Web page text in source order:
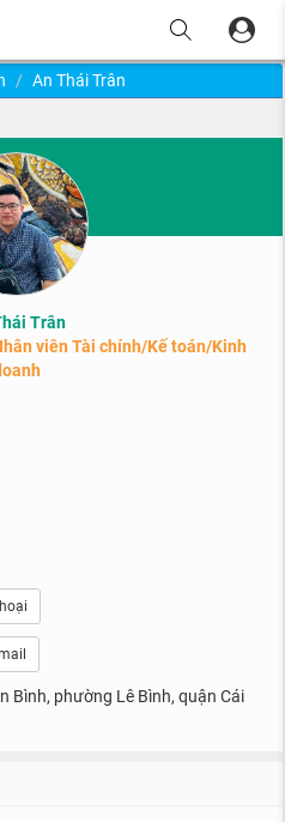
An Thái Trân
Trân
viên Tài chính/Kế toán/Kinh
Bình, phường Lê Bình, quận Cái